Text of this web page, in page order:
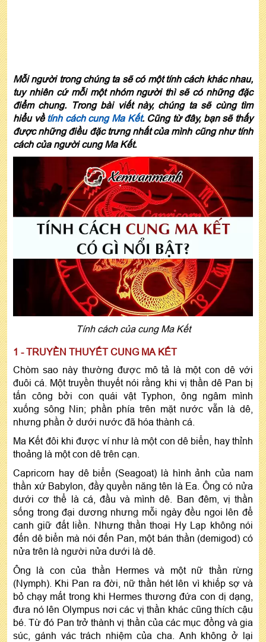
Mỗi người trong chúng ta sẽ có một tính cách khác nhau,
tuy nhiên cứ mỗi một nhóm người thì sẽ có những đặc
điểm chung. Trong bài viết này, chúng ta sẽ cùng tìm
hiểu vềtính cách cung Ma Kết. Cũng từ đây, bạn sẽ thấy
được những điều đặc trưng nhất của mình cũng như tính
cách của người cung Ma Kết.
Tính cách của cung Ma Kết
1 - TRUYỀN THUYẾT CUNG MA KẾT
Chòm sao này thường được mô tả là một con dê với
đuôi cá. Một truyền thuyết nói rằng khi vị thần dê Pan bị
tấn công bởi con quái vật Typhon, ông ngâm mình
xuống sông Nin; phần phía trên mặt nước vẫn là dê,
nhưng phần ở dưới nước đã hóa thành cá.
Ma Kết đôi khi được ví như là một con dê biển, hay thỉnh
thoảng là một con dê trên cạn.
Capricorn hay dê biển (Seagoat) là hình ảnh của nam
thần xứ Babylon, đầy quyền năng tên là Ea. Ông có nửa
dưới cơ thể là cá, đầu và mình dê. Ban đêm, vị thần
sống trong đại dương nhưng mỗi ngày đều ngoi lên để
canh giữ đất liền. Nhưng thần thoại Hy Lạp không nói
đến dê biển mà nói đến Pan, một bán thần (demigod) có
nửa trên là người nửa dưới là dê.
Ông là con của thần Hermes và một nữ thần rừng
(Nymph). Khi Pan ra đời, nữ thần hét lên vì khiếp sợ và
bỏ chạy mất trong khi Hermes thương đứa con dị dạng,
đưa nó lên Olympus nơi các vị thần khác cũng thích cậu
bé. Từ đó Pan trở thành vị thần của các mục đồng và gia
súc, gánh vác trách nhiệm của cha. Anh không ở lại